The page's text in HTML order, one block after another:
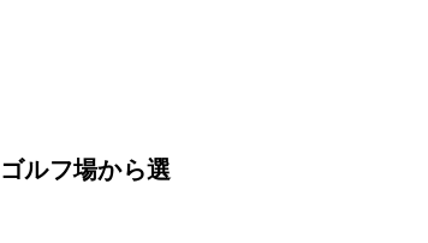
ルフ場から選